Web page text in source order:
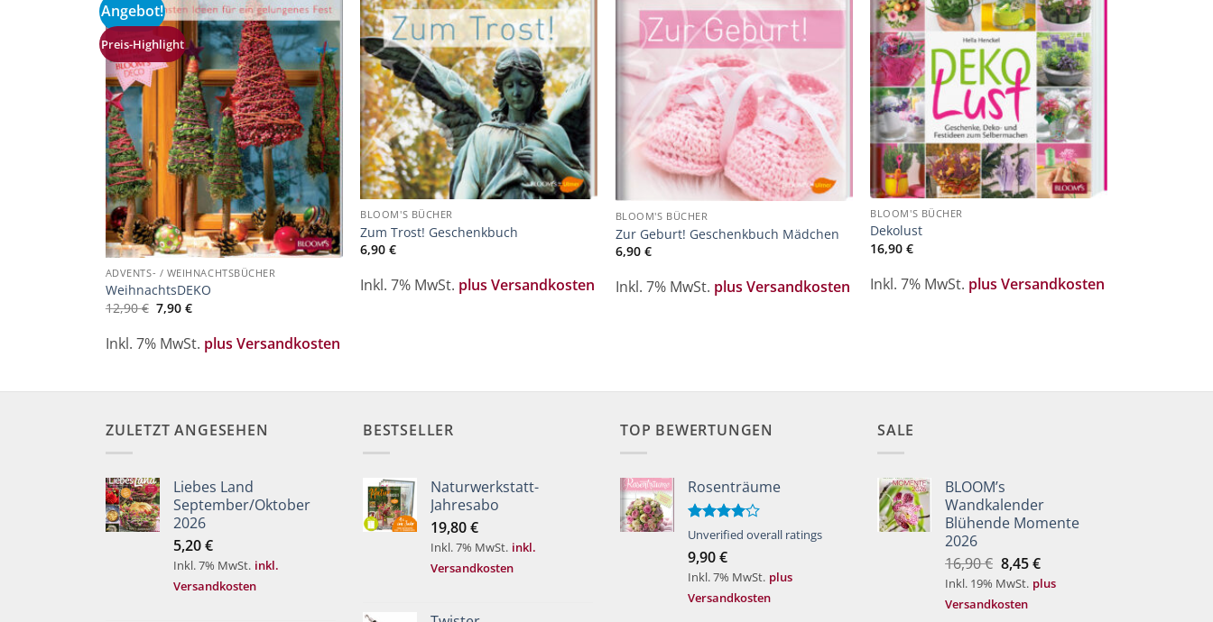
Angebot!
Preis-Highlight
Zur
Merkliste
hinzufügen
ADVENTS- / WEIHNACHTSBÜCHER
WeihnachtsDEKO
12,90€ Ursprünglicher
Preis
12,90 €
7,90€Aktueller
7,90 €.
Inkl. 7% MwSt. plus Versandkosten
Zur
Merkliste
hinzufügen
BLOOM'S BÜCHER
Zum Trost! Geschenkbuch
6,90€
Inkl. 7% MwSt. plus Versandkosten
Zur
Merkliste
hinzufügen
BLOOM'S BÜCHER
Zur Geburt! Geschenkbuch Mädchen
6,90 €
Inkl. 7% MwSt. plus Versandkosten
Zur
Merkliste
hinzufügen
BLOOM'S BÜCHER
Dekolust
16,90€
Inkl. 7% MwSt. plus Versandkosten
ZULETZT ANGESEHEN
Liebes Land
September/Oktober
2026
5,20€
Inkl. 7% MwSt. inkl.
Versandkosten
BESTSELLER
Naturwerkstatt-
Jahresabo
19,80€
Inkl. 7% MwSt. inkl.
Versandkosten
TOP BEWERTUNGEN
Rosenträume
Bewertet
von 5
Unverified overall ratings
9,90€
Inkl. 7% MwSt. plus
Versandkosten
SALE
BLOOM’s
Wandkalender
Blühende Momente
2026
16,90€ Ursprünglicher
Preis
war:
8,45€Aktueller
Preis
Inkl. 19% MwSt. plus
Versandkosten